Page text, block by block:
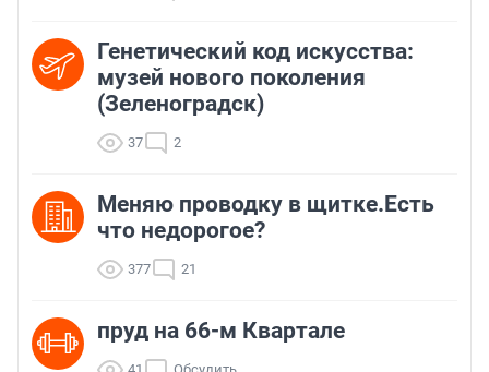
Генетический код искусства:
музей нового поколения
(Зеленоградск)
37 2
Меняю проводку в щитке.Есть
что недорогое?
377 21
пруд на 66-м Квартале